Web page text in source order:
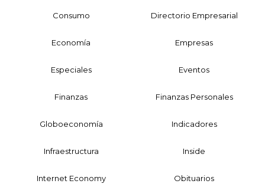
Consumo Directorio Empresarial
Economía Empresas
Especiales Eventos
Finanzas Finanzas Personales
Globoeconomía Indicadores
Infraestructura Inside
Internet Economy Obituarios